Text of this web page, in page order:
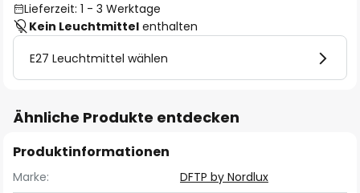
Lieferzeit: 1 - 3 Werktage
Kein Leuchtmittel enthalten
E27 Leuchtmittel wählen
Ähnliche Produkte entdecken
Produktinformationen
Marke:
DFTP by Nordlux